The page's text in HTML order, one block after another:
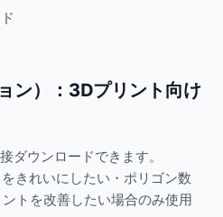
ン）：3Dプリント向け
ダウンロードできます。
きれいにしたい・ポリゴン数
トを改善したい場合のみ使用